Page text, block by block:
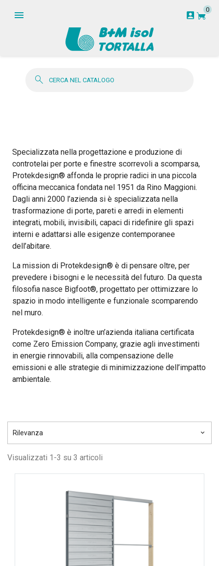
account_box garden_cart0
search
Specializzata nella progettazione e produzione di
controtelai per porte e finestre scorrevoli a scomparsa,
Protekdesign® affonda le proprie radici in una piccola
officina meccanica fondata nel 1951 da Rino Maggioni.
Dagli anni 2000 l’azienda si è specializzata nella
trasformazione di porte, pareti e arredi in elementi
integrati, mobili, invisibili, capaci di ridefinire gli spazi
interni e adattarsi alle esigenze contemporanee
dell’abitare.
La mission di Protekdesign® è di pensare oltre, per
prevedere i bisogni e le necessità del futuro. Da questa
filosofia nasce Bigfoot®, progettato per ottimizzare lo
spazio in modo intelligente e funzionale scomparendo
nel muro.
Protekdesign® è inoltre un’azienda italiana certificata
come Zero Emission Company, grazie agli investimenti
in energie rinnovabili, alla compensazione delle
emissioni e alle strategie di minimizzazione dell’impatto
ambientale.
Rilevanza keyboard_arrow_down
Visualizzati 1-3 su 3 articoli